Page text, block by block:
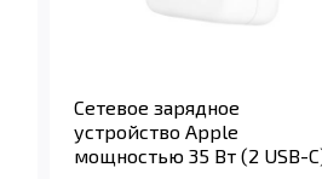
Сетевое зарядное
устройство Apple
мощностью 35 Вт (2 USB-